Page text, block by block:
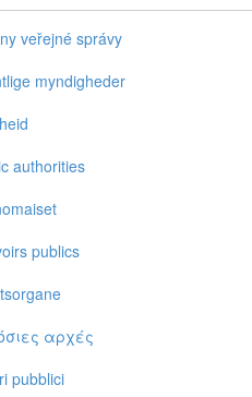
veřejné správy
myndigheder
authorities
publics
αρχές
pubblici